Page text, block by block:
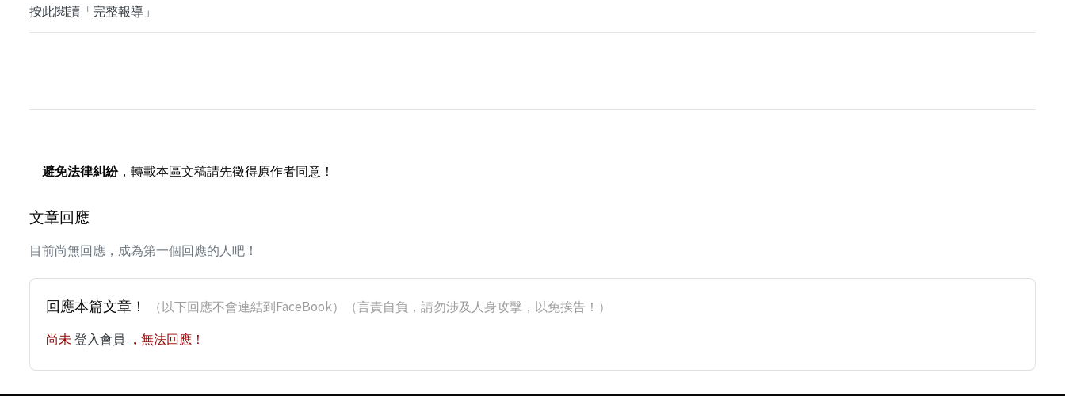
按此閱讀「完整報導」
避免法律糾紛，轉載本區文稿請先徵得原作者同意！
文章回應
目前尚無回應，成為第一個回應的人吧！
回應本篇文章！ （以下回應不會連結到FaceBook）（言責自負，請勿涉及人身攻擊，以免挨告！）
尚未 登入會員 ，無法回應！